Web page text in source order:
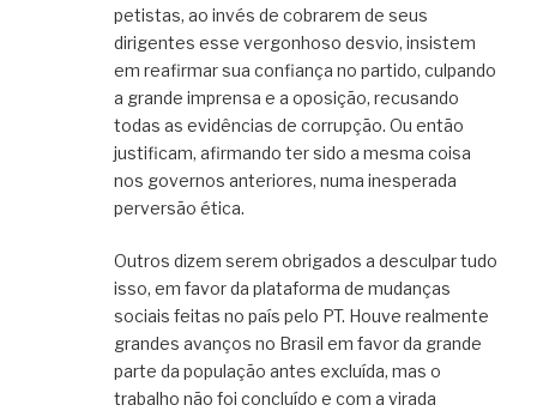
petistas, ao invés de cobrarem de seus
dirigentes esse vergonhoso desvio, insistem
em reafirmar sua confiança no partido, culpando
a grande imprensa e a oposição, recusando
todas as evidências de corrupção. Ou então
justificam, afirmando ter sido a mesma coisa
nos governos anteriores, numa inesperada
perversão ética.
Outros dizem serem obrigados a desculpar tudo
isso, em favor da plataforma de mudanças
sociais feitas no país pelo PT. Houve realmente
grandes avanços no Brasil em favor da grande
parte da população antes excluída, mas o
trabalho não foi concluído e com a virada